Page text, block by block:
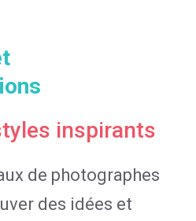
inspirants
de photographes
des idées et